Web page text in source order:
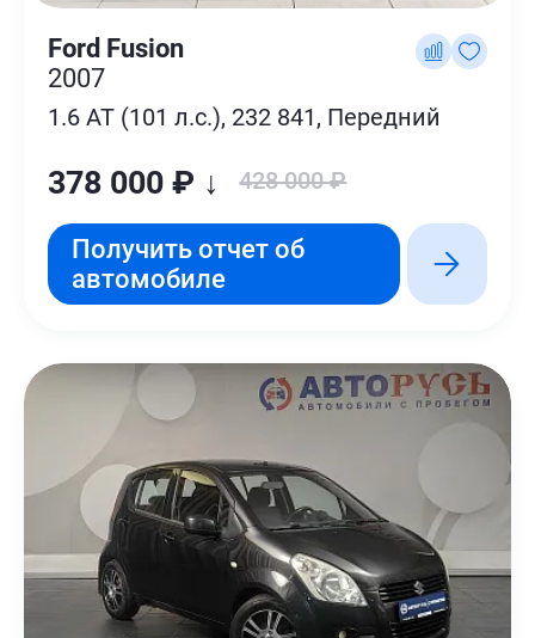
Ford Fusion
2007
1.6 AT (101 л.с.), 232 841, Передний
378 000 ₽ ↓ 428 000 ₽
Получить отчет об
автомобиле